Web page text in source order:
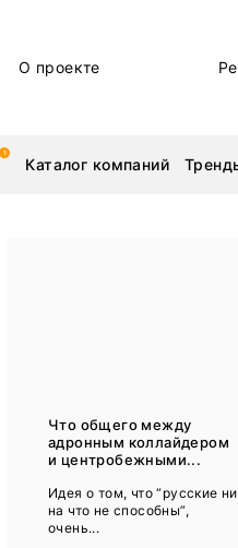
О проекте
Каталог компаний
Что общего между
адронным коллайдером
и центробежными...
Идея о том, что “русские ни
на что не способны”,
очень...